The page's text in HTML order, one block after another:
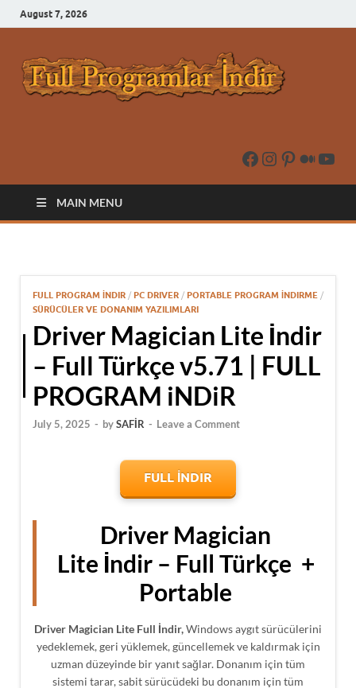
August 7, 2026
İndir
MAIN MENU
FULL PROGRAM İNDIR / PC DRIVER / PORTABLE PROGRAM İNDIRME /
SÜRÜCÜLER VE DONANIM YAZILIMLARI
Driver Magician Lite İndir
– Full Türkçe v5.71 | FULL
PROGRAM iNDiR
July 5, 2025 - bySAFİR - Leave a Comment
FULL İNDIR
Driver Magician
Lite İndir – Full Türkçe +
Portable
Driver Magician Lite Full İndir,Windows aygıt sürücülerini
yedeklemek, geri yüklemek, güncellemek ve kaldırmak için
uzman düzeyinde bir yanıt sağlar. Donanım için tüm
sistemi tarar, sabit sürücüdeki bu donanım için tüm